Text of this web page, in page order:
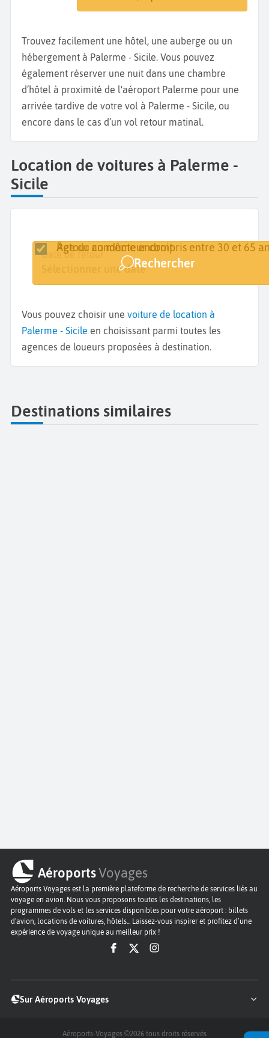
Trouvez facilement une hôtel, une auberge ou un
hébergement à Palerme - Sicile. Vous pouvez
également réserver une nuit dans une chambre
d’hôtel à proximité de l'aéroport Palerme pour une
arrivée tardive de votre vol à Palerme - Sicile, ou
encore dans le cas d’un vol retour matinal.
Location de voitures à Palerme -
Sicile
Lieu de retrait
Date de retrait
Sélectionner une date
Date de retour
Sélectionner une date
Retour au même endroit
Âge du conducteur compris entre 30 et 65
Rechercher
Vous pouvez choisir une voiture de location à
Palerme - Sicile en choisissant parmi toutes les
agences de loueurs proposées à destination.
Destinations similaires
AéroportsVoyages
Aéroports Voyages est la première plateforme de recherche de services liés au
voyage en avion. Nous vous proposons toutes les destinations, les
programmes de vols et les services disponibles pour votre aéroport : billets
d'avion, locations de voitures, hôtels... Laissez-vous inspirer et profitez d’une
expérience de voyage unique au meilleur prix !
Sur Aéroports Voyages
Aéroports-Voyages ©2026 tous droits réservés